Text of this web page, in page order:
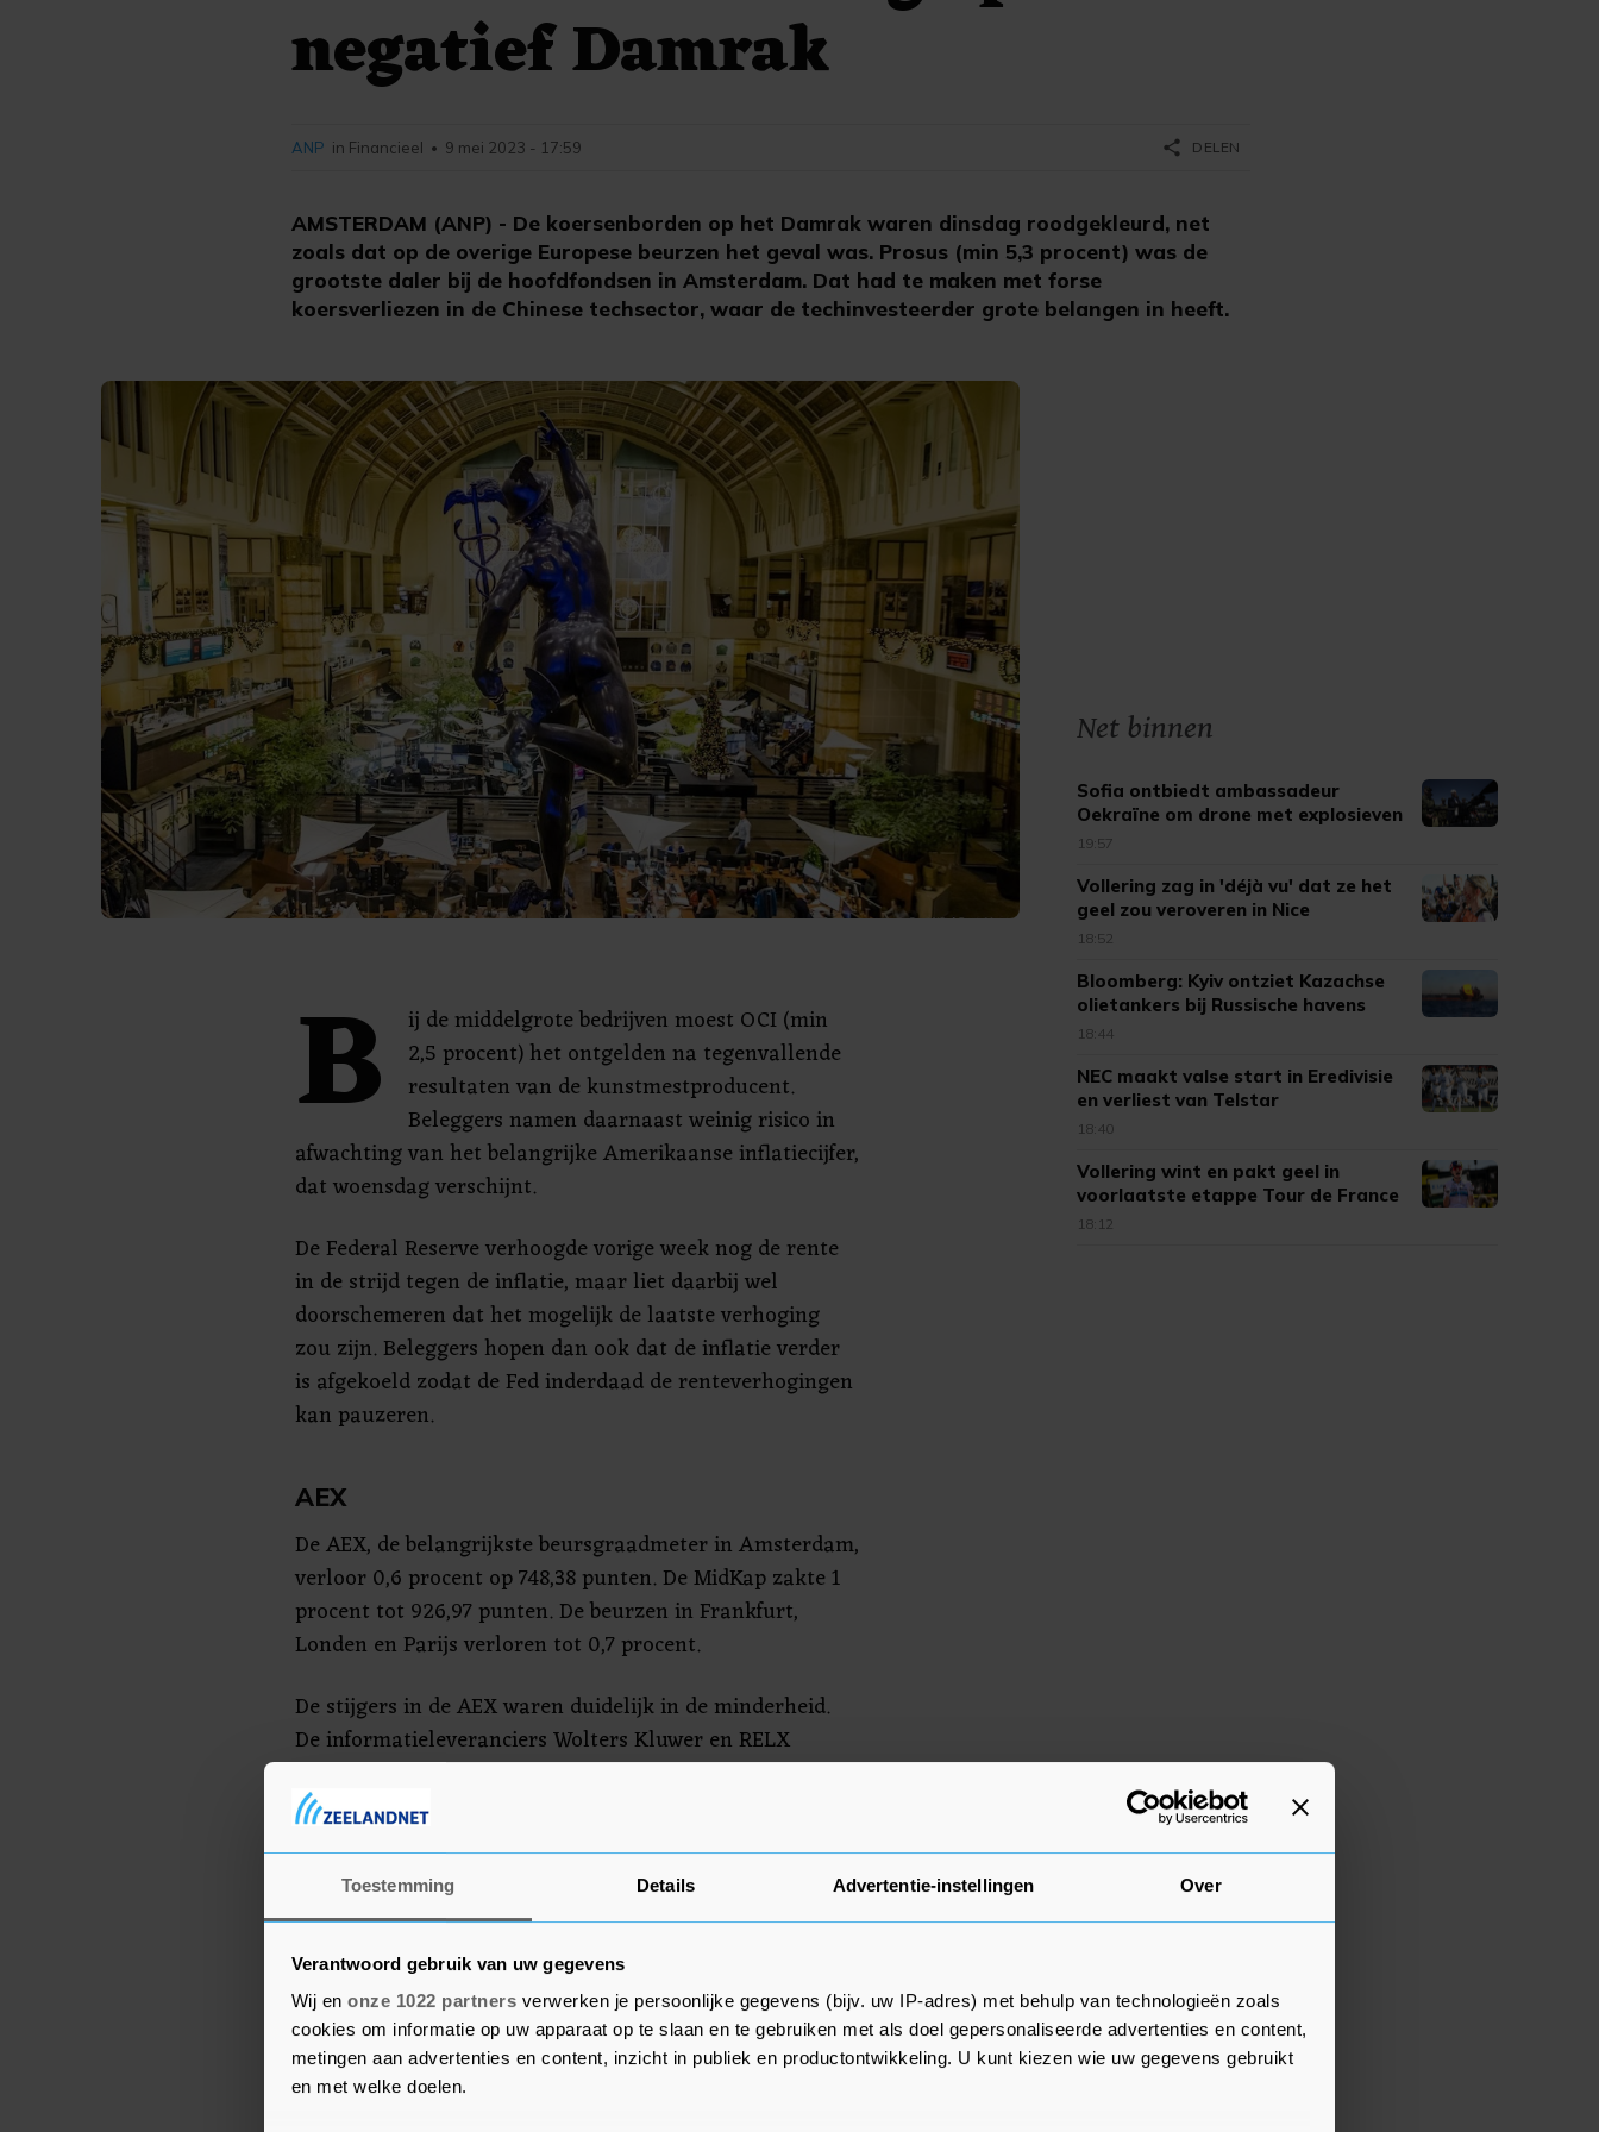
Toestemming Details Advertentie-instellingen Over
Verantwoord gebruik van uw gegevens
Wij en onze 1022 partners verwerken je persoonlijke gegevens (bijv. uw IP-adres) met behulp van technologieën zoals
cookies om informatie op uw apparaat op te slaan en te gebruiken met als doel gepersonaliseerde advertenties en content,
metingen aan advertenties en content, inzicht in publiek en productontwikkeling. U kunt kiezen wie uw gegevens gebruikt
en met welke doelen.
negatief Damrak
AMSTERDAM (ANP) - De koersenborden op het Damrak waren dinsdag roodgekleurd, net
zoals dat op de overige Europese beurzen het geval was. Prosus (min 5,3 procent) was de
grootste daler bij de hoofdfondsen in Amsterdam. Dat had te maken met forse
koersverliezen in de Chinese techsector, waar de techinvesteerder grote belangen in heeft.
ANP in Financieel • 9 mei 2023 - 17:59 share DELEN
B
ij de middelgrote bedrijven moest OCI (min
2,5 procent) het ontgelden na tegenvallende
resultaten van de kunstmestproducent.
Beleggers namen daarnaast weinig risico in
afwachting van het belangrijke Amerikaanse inflatiecijfer,
dat woensdag verschijnt.
De Federal Reserve verhoogde vorige week nog de rente
in de strijd tegen de inflatie, maar liet daarbij wel
doorschemeren dat het mogelijk de laatste verhoging
zou zijn. Beleggers hopen dan ook dat de inflatie verder
is afgekoeld zodat de Fed inderdaad de renteverhogingen
kan pauzeren.
AEX
De AEX, de belangrijkste beursgraadmeter in Amsterdam,
verloor 0,6 procent op 748,38 punten. De MidKap zakte 1
procent tot 926,97 punten. De beurzen in Frankfurt,
Londen en Parijs verloren tot 0,7 procent.
De stijgers in de AEX waren duidelijk in de minderheid.
De informatieleveranciers Wolters Kluwer en RELX
gingen aan kop, met plussen van bijna 3 procent.
Philips
Philips daalde 0,5 procent. Het zorgtechnologiebedrijf
veel vragen en kritiek over onder meer de affaire met zijn
slaapapneu-apparaten, die het bedrijf veel geld kost.
Kendrion ging 7,5 procent onderuit. De producent van
elektromagnetische componenten zag de omzet
Net binnen
Sofia ontbiedt ambassadeur
Oekraïne om drone met explosieven
19:57
Vollering zag in 'déjà vu' dat ze het
geel zou veroveren in Nice
18:52
Bloomberg: Kyiv ontziet Kazachse
olietankers bij Russische havens
18:44
NEC maakt valse start in Eredivisie
en verliest van Telstar
18:40
Vollering wint en pakt geel in
voorlaatste etappe Tour de France
18:12